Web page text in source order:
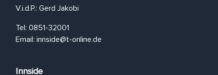
V.i.d.P.: Gerd Jakobi
Tel: 0851-32001
Email: innside@t-online.de
Innside